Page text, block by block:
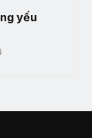
yếu